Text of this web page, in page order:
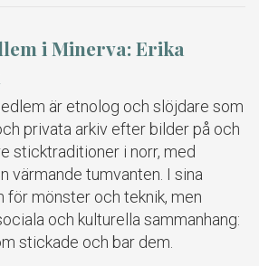
i Minerva: Erika
är etnolog och slöjdare som
privata arkiv efter bilder på och
sticktraditioner i norr, med
värmande tumvanten. I sina
för mönster och teknik, men
och kulturella sammanhang:
stickade och bar dem.